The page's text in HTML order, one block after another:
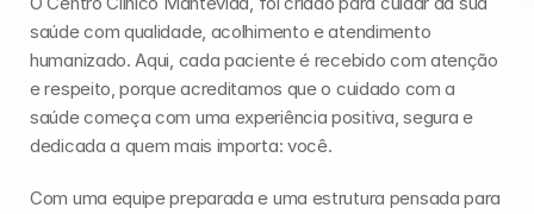
saúde com qualidade, acolhimento e atendimento
humanizado. Aqui, cada paciente é recebido com atenção
e respeito, porque acreditamos que o cuidado com a
saúde começa com uma experiência positiva, segura e
dedicada a quem mais importa: você.
Com uma equipe preparada e uma estrutura pensada para